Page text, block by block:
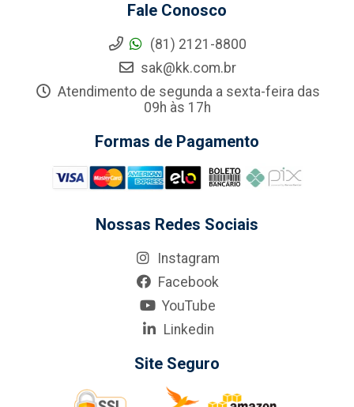
Fale Conosco
(81) 2121-8800
sak@kk.com.br
Atendimento de segunda a sexta-feira das
09h às 17h
Formas de Pagamento
Nossas Redes Sociais
Instagram
Facebook
YouTube
Linkedin
Site Seguro